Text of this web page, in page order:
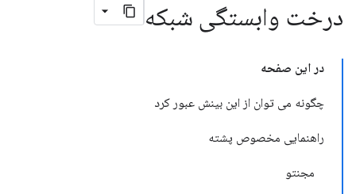
درخت وابستگی شبکه
در این صفحه
چگونه می توان از این بینش عبور کرد
راهنمایی مخصوص پشته
مجنتو